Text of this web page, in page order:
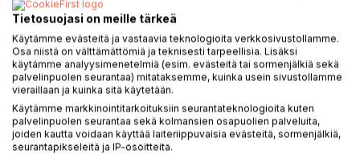
Lisää muistilistalle
Arvostele tuote
Tietosuojasi on meille tärkeä
Käytämme evästeitä ja vastaavia teknologioita verkkosivustollamme.
Osa niistä on välttämättömiä ja teknisesti tarpeellisia. Lisäksi
käytämme analyysimenetelmiä (esim. evästeitä tai sormenjälkiä sekä
palvelinpuolen seurantaa) mitataksemme, kuinka usein sivustollamme
vieraillaan ja kuinka sitä käytetään.
Käytämme markkinointitarkoituksiin seurantateknologioita kuten
palvelinpuolen seurantaa sekä kolmansien osapuolien palveluita,
joiden kautta voidaan käyttää laiteriippuvaisia evästeitä, sormenjälkiä,
seurantapikseleitä ja IP-osoitteita.